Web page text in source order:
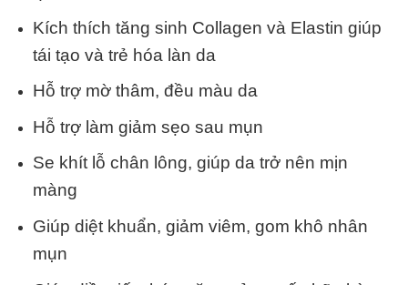
Kích thích tăng sinh Collagen và Elastin giúp
tái tạo và trẻ hóa làn da
Hỗ trợ mờ thâm, đều màu da
Hỗ trợ làm giảm sẹo sau mụn
Se khít lỗ chân lông, giúp da trở nên mịn
màng
Giúp diệt khuẩn, giảm viêm, gom khô nhân
mụn